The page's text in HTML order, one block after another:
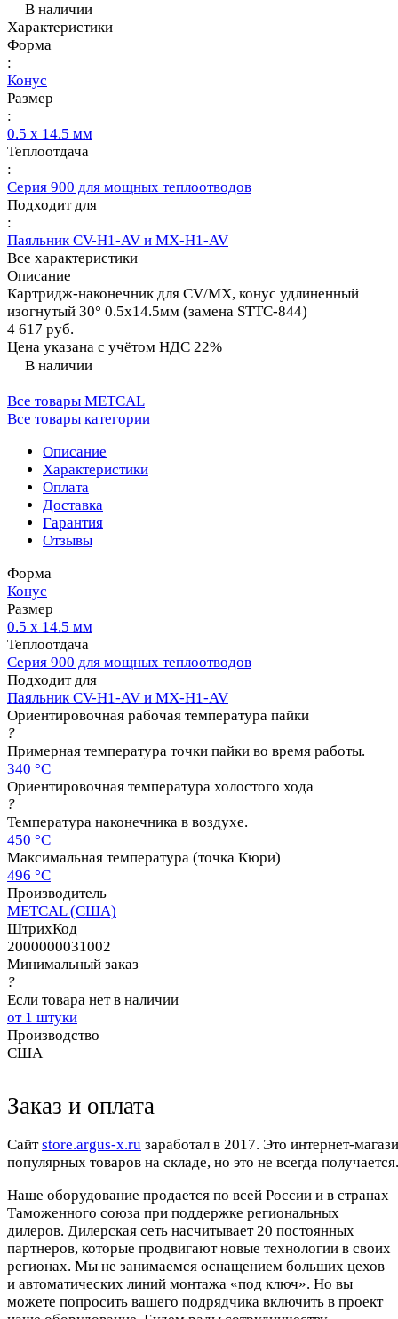
В наличии
Характеристики
Форма
:
Конус
Размер
:
0.5 х 14.5 мм
Теплоотдача
:
Серия 900 для мощных теплоотводов
Подходит для
:
Паяльник CV-H1-AV и MX-H1-AV
Все характеристики
Описание
Картридж-наконечник для СV/MX, конус удлиненный
изогнутый 30° 0.5х14.5мм (замена STTC-844)
4 617 руб.
Цена указана с учётом НДС 22%
В наличии
Все товары METCAL
Все товары категории
Описание
Характеристики
Оплата
Доставка
Гарантия
Отзывы
Форма
Конус
Размер
0.5 х 14.5 мм
Теплоотдача
Серия 900 для мощных теплоотводов
Подходит для
Паяльник CV-H1-AV и MX-H1-AV
Ориентировочная рабочая температура пайки
?
Примерная температура точки пайки во время работы.
340 °C
Ориентировочная температура холостого хода
?
Температура наконечника в воздухе.
450 °C
Максимальная температура (точка Кюри)
496 °C
Производитель
METCAL (США)
ШтрихКод
2000000031002
Минимальный заказ
?
Если товара нет в наличии
от 1 штуки
Производство
США
Заказ и оплата
Cайтstore.argus-x.ru заработал в 2017. Это интернет-
популярных товаров на складе, но это не всегда
Наше оборудование продается по всей России и в странах
Таможенного союза при поддержке региональных
дилеров. Дилерская сеть насчитывает 20 постоянных
партнеров, которые продвигают новые технологии в своих
регионах. Мы не занимаемся оснащением больших цехов
и автоматических линий монтажа «под ключ». Но вы
можете попросить вашего подрядчика включить в проект